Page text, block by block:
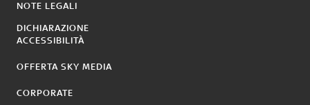
NOTE LEGALI
DICHIARAZIONE
ACCESSIBILITÀ
OFFERTA SKY MEDIA
CORPORATE